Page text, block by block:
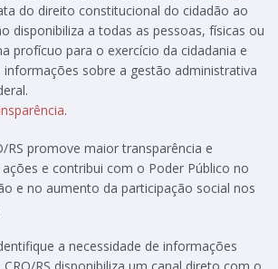
do direito constitucional do cidadão ao
disponibiliza a todas as pessoas, físicas ou
profícuo para o exercício da cidadania e
sobre a gestão administrativa
.
RS promove maior transparência e
e contribui com o Poder Público no
e no aumento da participação social nos
a necessidade de informações